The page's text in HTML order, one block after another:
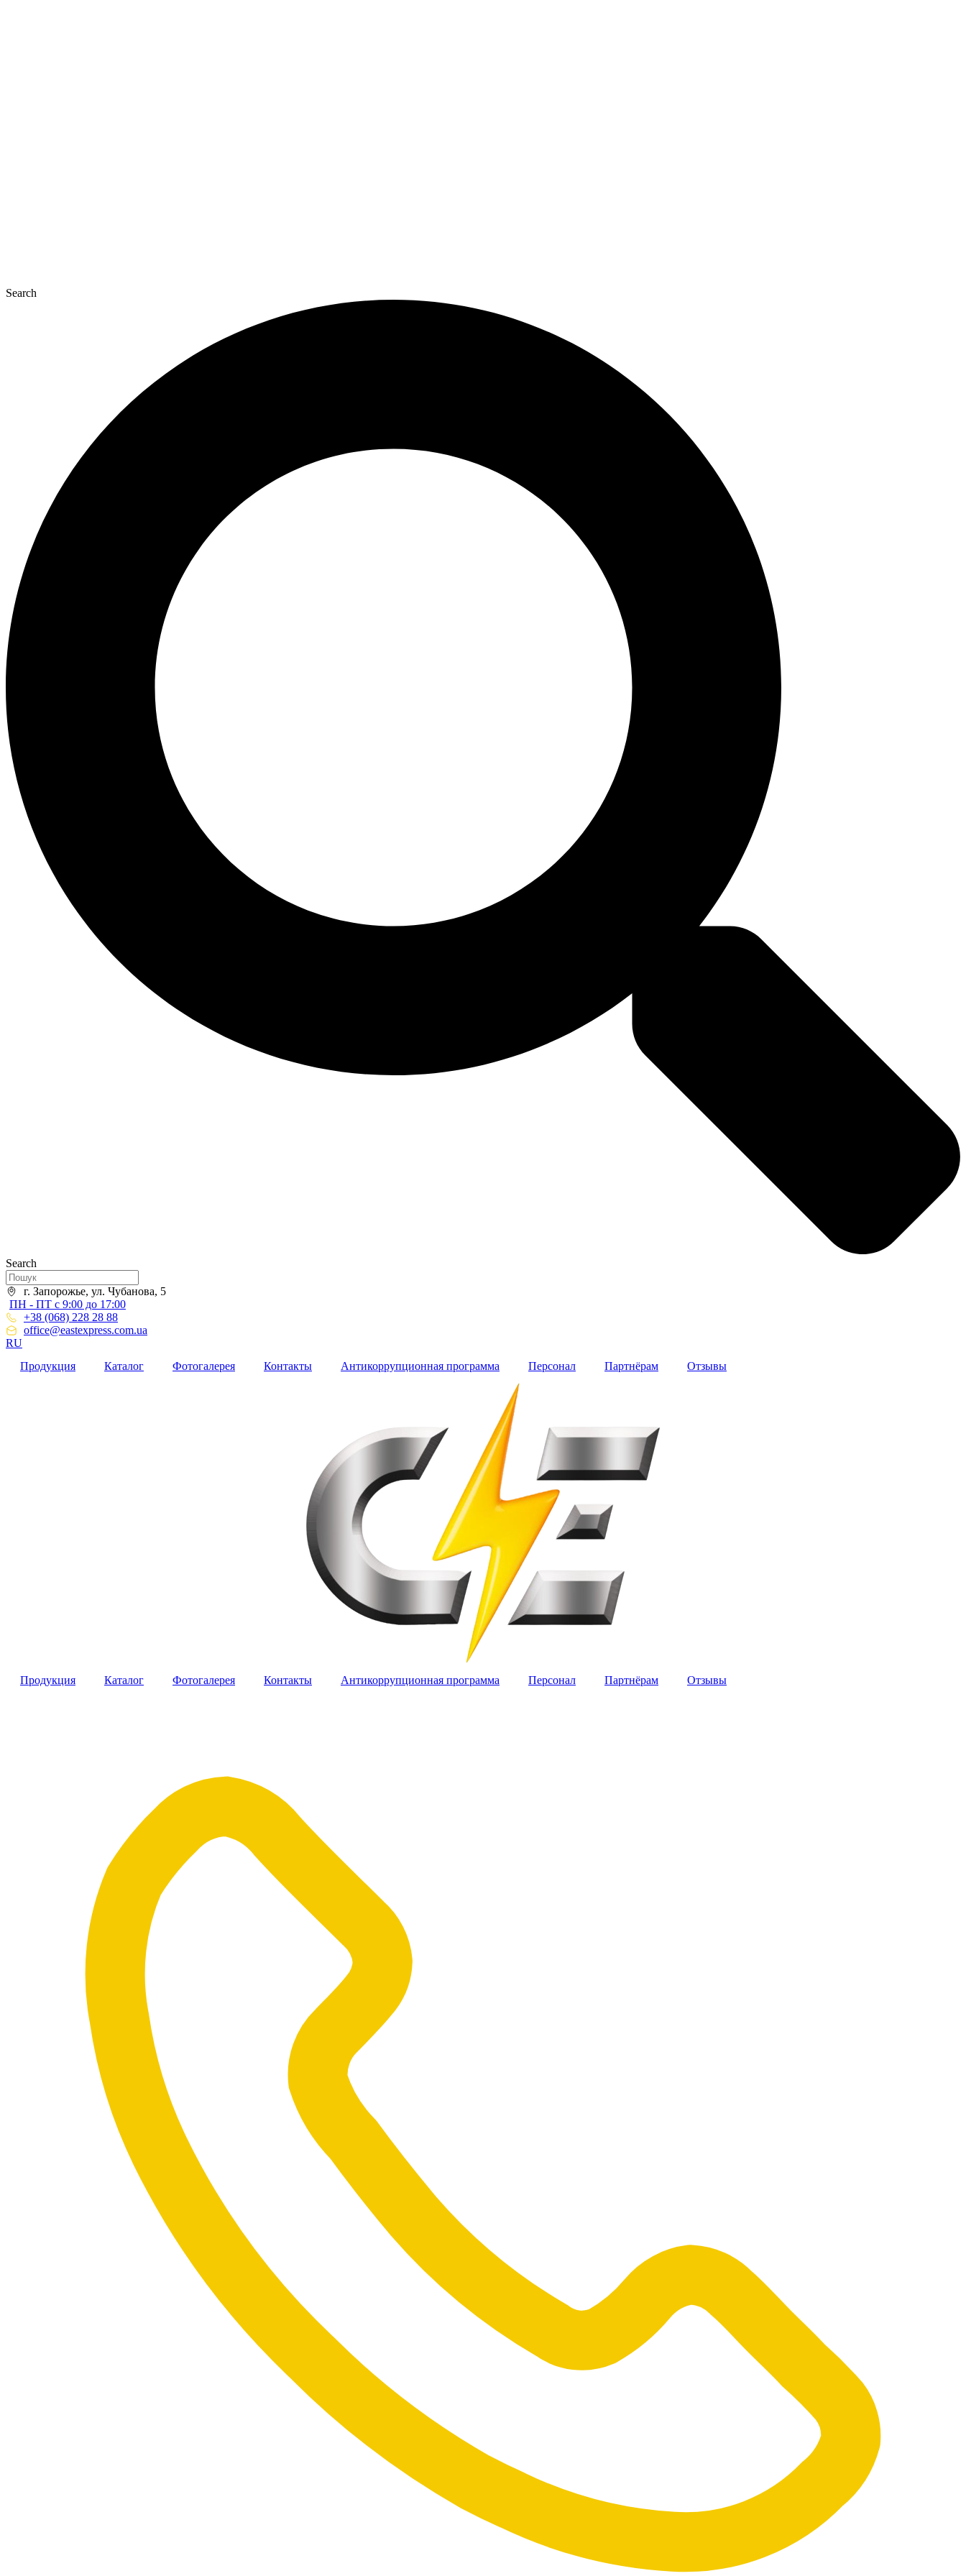
Search
Search
г. Запорожье, ул. Чубанова, 5
ПН - ПТ с 9:00 до 17:00
+38 (068) 228 28 88
office@eastexpress.com.ua
RU
Продукция
Каталог Фотогалерея Контакты Антикоррупционная программа Персонал Партнёрам Отзывы
Продукция Каталог Фотогалерея Контакты Антикоррупционная программа Персонал Партнёрам Отзывы